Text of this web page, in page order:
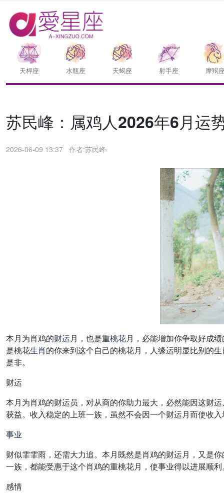
天枰座 水瓶座 天蝎座 射手座 摩羯
苏民峰：属鸡人2026年6月运
2026-06-09 13:37 作者:苏民峰
本月为肖鸡的财运月，也是重桃花月，必能增加你争取好成
是桃花生肖的你来到这个自己的桃花月，人缘运明显比别的
是非。
财运
本月为肖鸡的财运员，对从商的你助力最大，必然能因这财
获益。收入稳定的上班一族，虽然不会因一个财运月而使收
事业
财似霏霏雨，还需大力追。本月既然是肖鸡的财运月，又是
一族，都能受惠于这个肖鸡的重桃花月，使事业得以进展顺利
感情